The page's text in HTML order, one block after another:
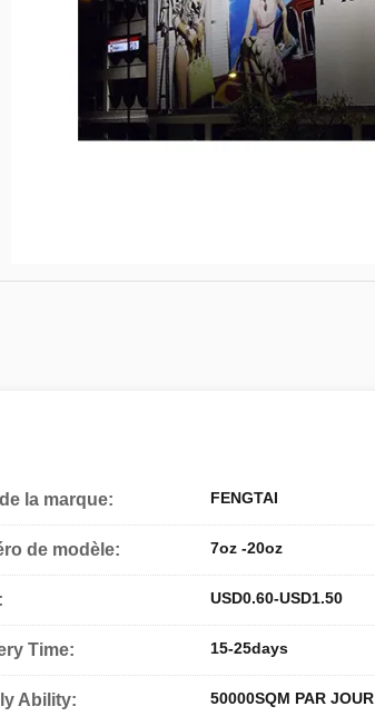
la marque: FENGTAI
de modèle: 7oz -20oz
USD0.60-USD1.50
Time: 15-25days
Ability: 50000SQM PAR JOUR